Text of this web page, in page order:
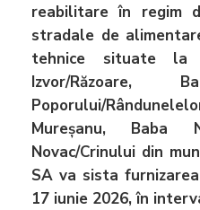
reabilitare în regim
stradale de
tehnice situate la
Izvor/Răzoare,
Poporului/
Mureșanu, Baba
Novac/Crinului din
SA va sista
17 iunie 2026, în